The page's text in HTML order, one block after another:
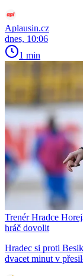
Aplausin.cz
dnes, 10:06
1 min
Trenér Hradce
hráč dovolit
Hradec si proti
dvacet minut v